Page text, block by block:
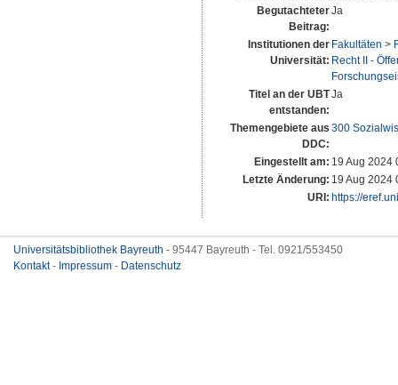
Begutachteter
Beitrag:
Ja
Institutionen der
Universität:
Fakultäten >
Recht II -
Titel an der UBT
entstanden:
Ja
Themengebiete aus
DDC:
300
Eingestellt am: 19 Aug 2024
Letzte Änderung: 19 Aug 2024
URI: https://
Universitätsbibliothek Bayreuth - 95447 Bayreuth - Tel. 0921/553450
Kontakt- Impressum - Datenschutz